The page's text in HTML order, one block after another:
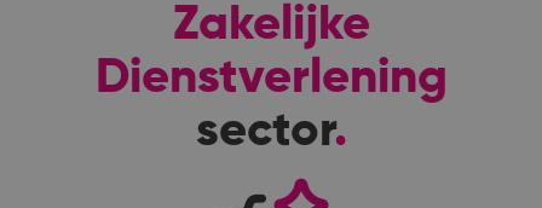
Zakelijke
Dienstverlening
sector.